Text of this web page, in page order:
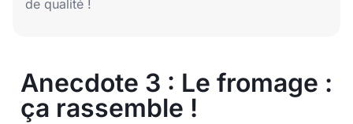
de qualité !
Anecdote 3 : Le fromage :
ça rassemble !